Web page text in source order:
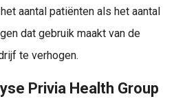
aantal patiënten als het aantal
dat gebruik maakt van de
te verhogen.
Privia Health Group